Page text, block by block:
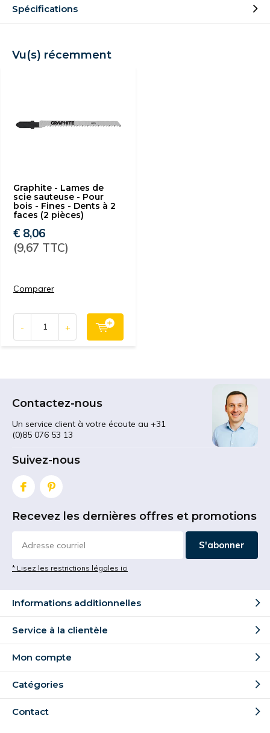
Spécifications
Vu(s) récemment
Graphite - Lames de
scie sauteuse - Pour
bois - Fines - Dents à 2
faces (2 pièces)
€ 8,06
(9,67 TTC)
Comparer
- +
Contactez-nous
Un service client à votre écoute au +31
(0)85 076 53 13
Suivez-nous
Recevez les dernières offres et promotions
S'abonner
* Lisez les restrictions légales ici
Informations additionnelles
Service à la clientèle
Mon compte
Catégories
Contact